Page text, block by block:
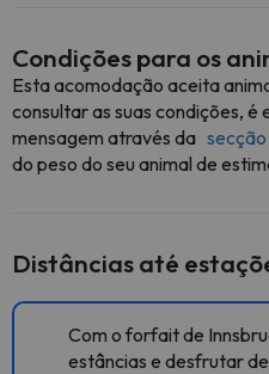
Condições para os
Esta acomodação aceita
consultar as suas condições, é
mensagem através da
do peso do seu animal de
Distâncias até
Com o forfait de
estâncias e desfrutar